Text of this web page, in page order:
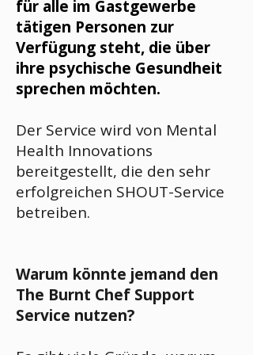
für alle im Gastgewerbe
tätigen Personen zur
Verfügung steht, die über
ihre psychische Gesundheit
sprechen möchten.
Der Service wird von Mental
Health Innovations
bereitgestellt, die den sehr
erfolgreichen SHOUT-Service
betreiben.
Warum könnte jemand den
The Burnt Chef Support
Service nutzen?